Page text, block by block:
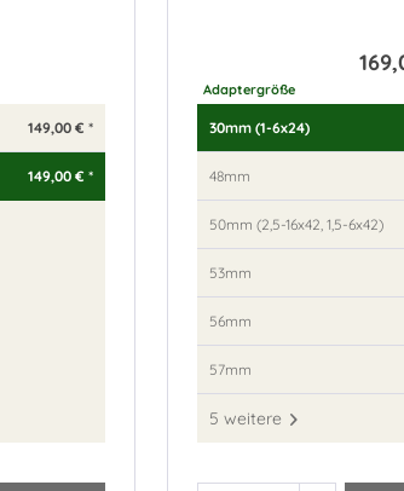
149,00 € *
149,00 € *
Adaptergröße
30mm (1-6x24)
48mm
50mm (2,5-16x42, 1,5-6x42)
53mm
56mm
57mm
5 weitere